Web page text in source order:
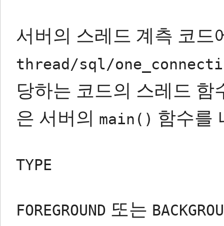
서버의 스레드 계측 코드
thread/sql/
당하는 코드의 스레드 함
은 서버의 main() 함수를
TYPE
FOREGROUND 또는